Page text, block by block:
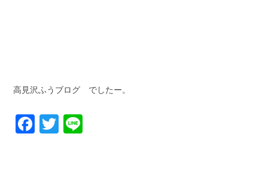
高見沢ふうブログ でしたー。
Facebook
Twitter